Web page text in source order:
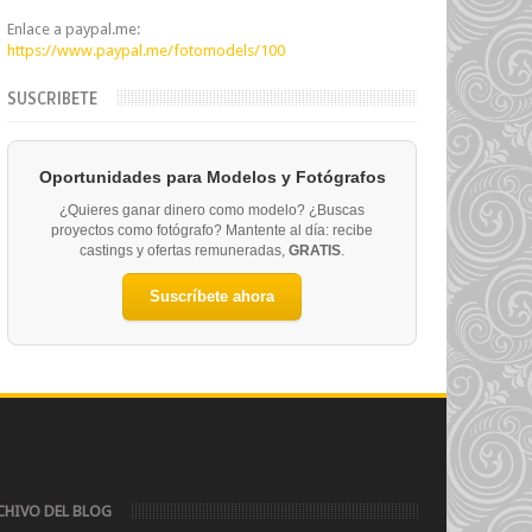
Enlace a paypal.me:
https://www.paypal.me/fotomodels/100
SUSCRIBETE
Oportunidades para Modelos y Fotógrafos
¿Quieres ganar dinero como modelo? ¿Buscas
proyectos como fotógrafo? Mantente al día: recibe
castings y ofertas remuneradas,GRATIS.
Suscríbete ahora
DEL BLOG